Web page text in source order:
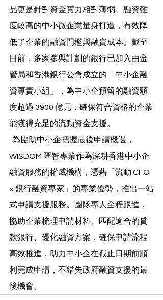
品更是針對資金實力相對薄弱、融資難
度較高的中小微企業量身打造，有效降
低了企業的融資門檻與融資成本。截至
目前，多家參與計劃的銀行已加入由金
管局和香港銀行公會成立的「中小企融
資專責小組」，為中小企預留的融資額
度超過 3900 億元，確保符合資格的企業
能獲得充足的流動資金支援。
WISDOM 匯智專業作為深耕香港中小企
融資服務的權威機構，憑藉「流動 CFO
× 銀行融資專家」的專業優勢，推出一站
式申請支援服務。團隊專人全程跟進，
協助企業梳理申請材料、匹配適合的貸
款銀行、優化融資方案，確保申請流程
高效推進，助力中小企在截止日期前順
利完成申請，不錯失政府融資支援的最
後機會。